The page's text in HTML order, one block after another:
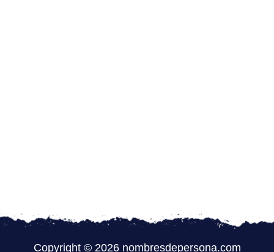
Copyright © 2026 nombresdepersona.com